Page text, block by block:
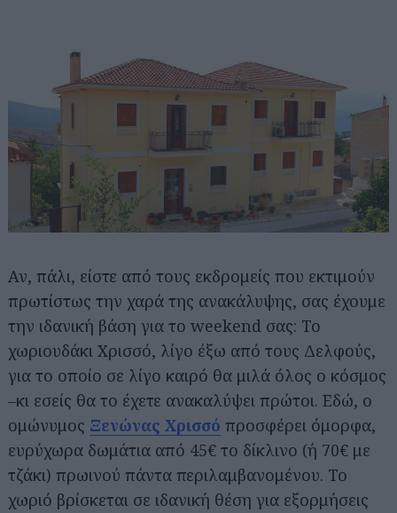
Αν, πάλι, είστε από τους εκδρομείς που εκτιμούν
πρωτίστως την χαρά της ανακάλυψης, σας έχουμε
την ιδανική βάση για το weekend σας: Το
χωριουδάκι Χρισσό, λίγο έξω από τους Δελφούς,
για το οποίο σε λίγο καιρό θα μιλά όλος ο κόσμος
–κι εσείς θα το έχετε ανακαλύψει πρώτοι. Εδώ, ο
ομώνυμος Ξενώνας Χρισσό προσφέρει όμορφα,
ευρύχωρα δωμάτια από 45€ το δίκλινο (ή 70€ με
τζάκι) πρωινού πάντα περιλαμβανομένου. Το
χωριό βρίσκεται σε ιδανική θέση για εξορμήσεις